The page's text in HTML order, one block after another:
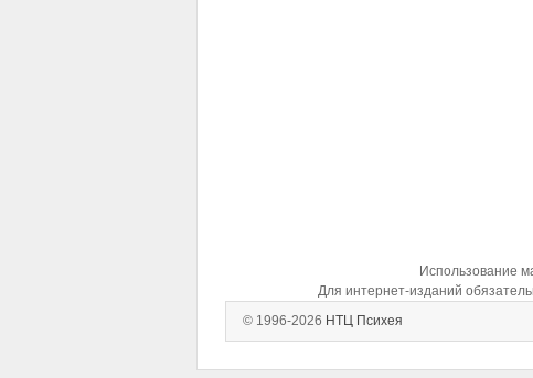
Использование
Для интернет-изданий
© 1996-2026 НТЦ Психея